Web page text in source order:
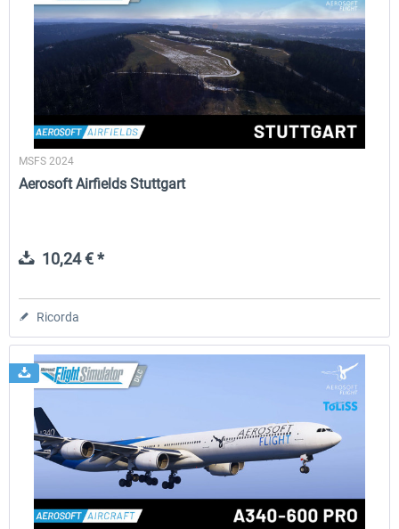
MSFS 2024
Aerosoft Airfields Stuttgart
10,24 € *
Ricorda